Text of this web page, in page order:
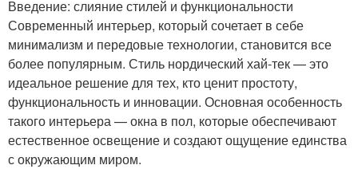
Введение: слияние стилей и функциональности
Современный интерьер, который сочетает в себе
минимализм и передовые технологии, становится все
более популярным. Стиль нордический хай-тек — это
идеальное решение для тех, кто ценит простоту,
функциональность и инновации. Основная особенность
такого интерьера — окна в пол, которые обеспечивают
естественное освещение и создают ощущение единства
с окружающим миром.